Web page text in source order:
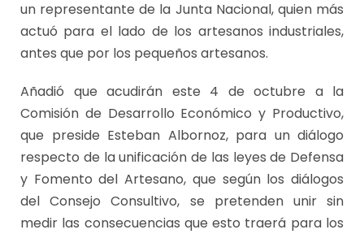
un representante de la Junta Nacional, quien más
actuó para el lado de los artesanos industriales,
antes que por los pequeños artesanos.
Añadió que acudirán este 4 de octubre a la
Comisión de Desarrollo Económico y Productivo,
que preside Esteban Albornoz, para un diálogo
respecto de la unificación de las leyes de Defensa
y Fomento del Artesano, que según los diálogos
del Consejo Consultivo, se pretenden unir sin
medir las consecuencias que esto traerá para los